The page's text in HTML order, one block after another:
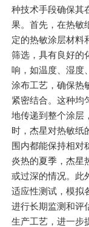
种技术手段确保其
果。首先，在热敏
定的热敏涂层材料
筛选，具有良好的
响，如温度、湿度
涂布工艺，确保热
紧密结合。这种均
地传递到整个涂层
时，杰星对热敏纸
围内都能保持相对
炎热的夏季，杰星
或过深的情况。此
适应性测试，模拟
进行长期监测和评
生产工艺，进一步